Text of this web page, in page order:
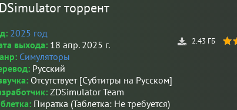
торрент
2.43 ГБ
2025 год
выхода:18 апр. 2025 г.
Симуляторы
Русский
Отсутствует [Субтитры на Русском]
ZDSimulator Team
Пиратка (Таблетка: Не требуется)